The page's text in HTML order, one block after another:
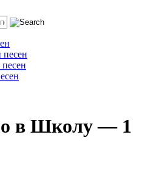
песен
в Шкoлу — 1